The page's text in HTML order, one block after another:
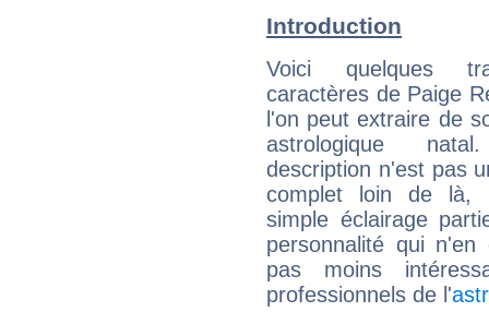
Introduction
Voici quelques
caractères de Paige
l'on peut extraire de
astrologique
description n'est pas
complet loin de là,
simple éclairage
personnalité qui n'en
pas moins
professionnels de l'